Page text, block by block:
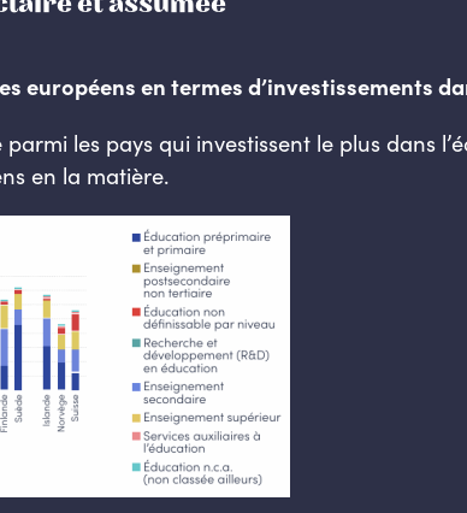
européens en termes d’investissements
les pays qui investissent le plus dans
en la matière.